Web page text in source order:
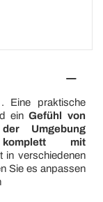
praktische
einGefühl von
Umgebung
komplett mit
in verschiedenen
Sie es anpassen